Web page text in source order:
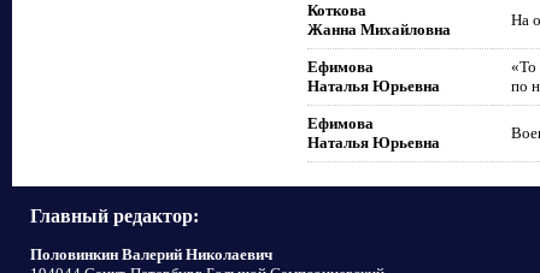
Коткова
Жанна Михайловна
На
Ефимова
Наталья Юрьевна
«То
по
Ефимова
Наталья Юрьевна
Главный редактор:
Половинкин Валерий Николаевич